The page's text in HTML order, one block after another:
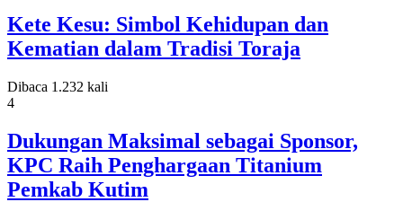
Kete Kesu: Simbol Kehidupan dan
Kematian dalam Tradisi Toraja
Dibaca 1.232 kali
4
Dukungan Maksimal sebagai Sponsor,
KPC Raih Penghargaan Titanium
Pemkab Kutim